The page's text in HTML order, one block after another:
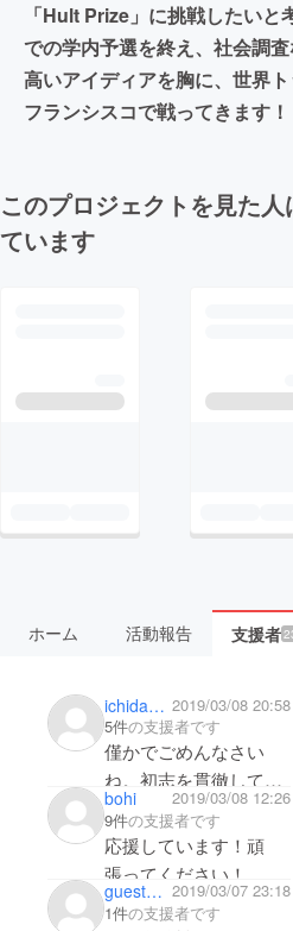
「Hult Prize」に挑戦したい
での学内予選を終え、社会調
高いアイディアを胸に、世界
フランシスコで戦ってきます！
このプロジェクトを見た
ています
ホーム 活動報告 支援者
ichida_kaki 2019/03/08 20:58
5件の支援者です
僅かでごめんなさい
ね。初志を貫徹してく
ださい応援していま
す！頑張ってくださ
い！
bohi
2019/03/08 12:26
9件の支援者です
応援しています！頑
張ってください！
guestb91d81d600 2019/03/07 23:18
1件の支援者です